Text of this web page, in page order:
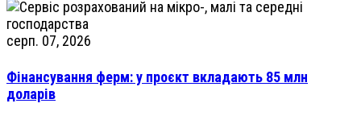
серп. 07, 2026
Фінансування ферм: у проєкт вкладають 85 млн
доларів